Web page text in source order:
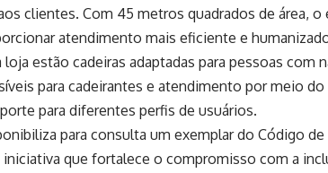
clientes. Com 45 metros quadrados de área, o
atendimento mais eficiente e
estão cadeiras adaptadas para pessoas com
para cadeirantes e atendimento por meio do
para diferentes perfis de usuários.
para consulta um exemplar do Código
que fortalece o compromisso com a